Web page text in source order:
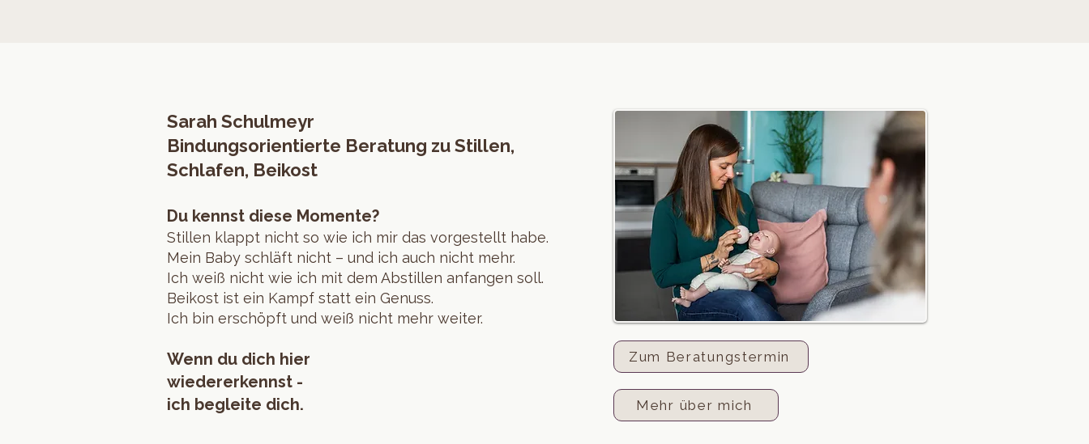
Sarah Schulmeyr
Bindungsorientierte Beratung zu Stillen,
Schlafen, Beikost
Du kennst diese Momente?
​Stillen klappt nicht so wie ich mir das vorgestellt habe.
Mein Baby schläft nicht – und ich auch nicht mehr.
Ich weiß nicht wie ich mit dem Abstillen anfangen soll.
Beikost ist ein Kampf statt ein Genuss.
Ich bin erschöpft und weiß nicht mehr weiter.
Wenn du dich hier
wiedererkennst -
ich begleite dich.
Zum Beratungstermin
Mehr über mich